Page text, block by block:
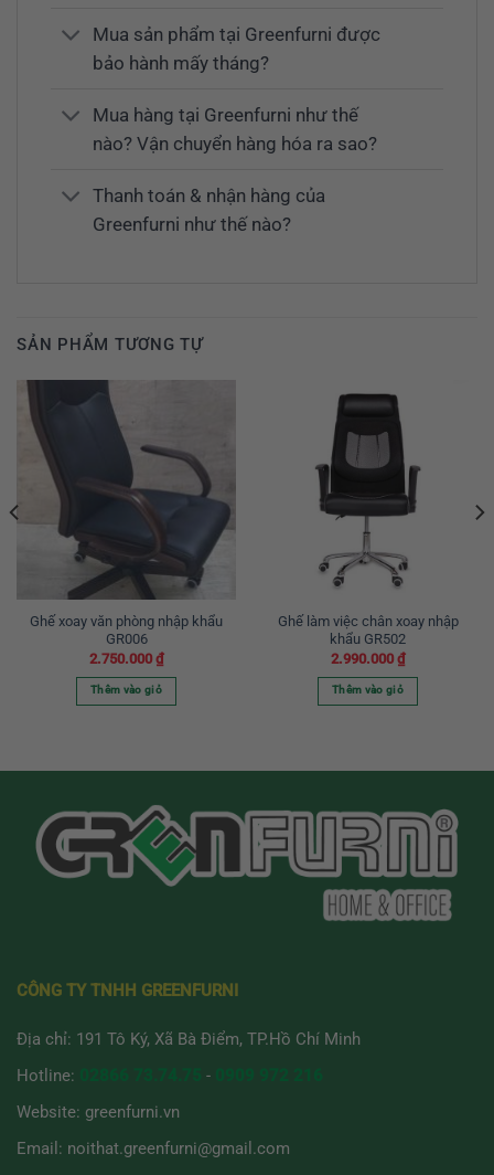
Mua sản phẩm tại Greenfurni được
bảo hành mấy tháng?
Mua hàng tại Greenfurni như thế
nào? Vận chuyển hàng hóa ra sao?
Thanh toán & nhận hàng của
Greenfurni như thế nào?
SẢN PHẨM TƯƠNG TỰ
Ghế xoay văn phòng nhập khẩu
GR006
2.750.000 ₫
Thêm vào giỏ
Ghế làm việc chân xoay nhập
khẩu GR502
2.990.000 ₫
Thêm vào giỏ
CÔNG TY TNHH GREENFURNI
Địa chỉ: 191 Tô Ký, Xã Bà Điểm, TP.Hồ Chí Minh
Hotline:
-
Website: greenfurni.vn
Email: noithat.greenfurni@gmail.com